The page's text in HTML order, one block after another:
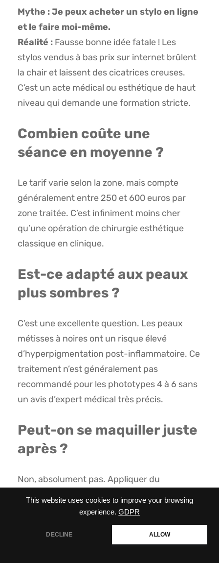
This website uses cookies to improve your browsing
experience. GDPR
DECLINE ALLOW
Mythe : Je peux acheter un stylo en ligne
et le faire moi-même.
Réalité : Fausse bonne idée fatale ! Les
stylos vendus à bas prix sur internet brûlent
la chair et laissent des cicatrices creuses.
C’est un acte médical ou esthétique de haut
niveau qui demande une formation stricte.
Combien coûte une
séance en moyenne ?
Le tarif varie selon la zone, mais compte
généralement entre 250 et 600 euros par
zone traitée. C’est infiniment moins cher
qu’une opération de chirurgie esthétique
classique en clinique.
Est-ce adapté aux peaux
plus sombres ?
C’est une excellente question. Les peaux
métisses à noires ont un risque élevé
d’hyperpigmentation post-inflammatoire. Ce
traitement n’est généralement pas
recommandé pour les phototypes 4 à 6 sans
un avis d’expert médical très précis.
Peut-on se maquiller juste
après ?
Non, absolument pas. Appliquer du
maquillage sur des croûtes fraîches, c’est
inviter les bactéries à créer une grave
infection. Il faut attendre le jour 5 ou 6
minimum.